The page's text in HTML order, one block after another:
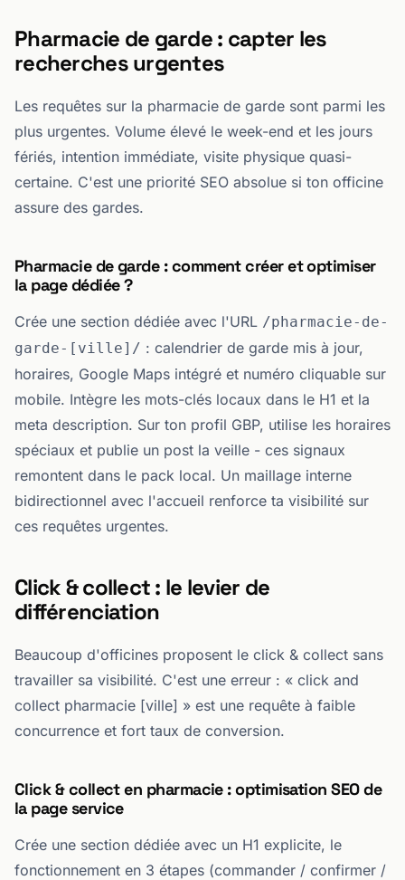
Pharmacie de garde : capter les
recherches urgentes
Les requêtes sur la pharmacie de garde sont parmi les
plus urgentes. Volume élevé le week-end et les jours
fériés, intention immédiate, visite physique quasi-
certaine. C'est une priorité SEO absolue si ton officine
assure des gardes.
Pharmacie de garde : comment créer et optimiser
la page dédiée ?
Crée une section dédiée avec l'URL /pharmacie-de-
garde-[ville]/ : calendrier de garde mis à jour,
horaires, Google Maps intégré et numéro cliquable sur
mobile. Intègre les mots-clés locaux dans le H1 et la
meta description. Sur ton profil GBP, utilise les horaires
spéciaux et publie un post la veille - ces signaux
remontent dans le pack local. Un maillage interne
bidirectionnel avec l'accueil renforce ta visibilité sur
ces requêtes urgentes.
Click & collect : le levier de
différenciation
Beaucoup d'officines proposent le click & collect sans
travailler sa visibilité. C'est une erreur : « click and
collect pharmacie [ville] » est une requête à faible
concurrence et fort taux de conversion.
Click & collect en pharmacie : optimisation SEO de
la page service
Crée une section dédiée avec un H1 explicite, le
fonctionnement en 3 étapes (commander / confirmer /